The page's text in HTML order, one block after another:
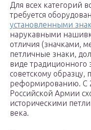
Для всех категорий
требуется
установленными
нарукавными
отличия (значками,
петличные знаки,
виде
советскому образцу,
реформированию. С
Российской Армии
историческими
века.